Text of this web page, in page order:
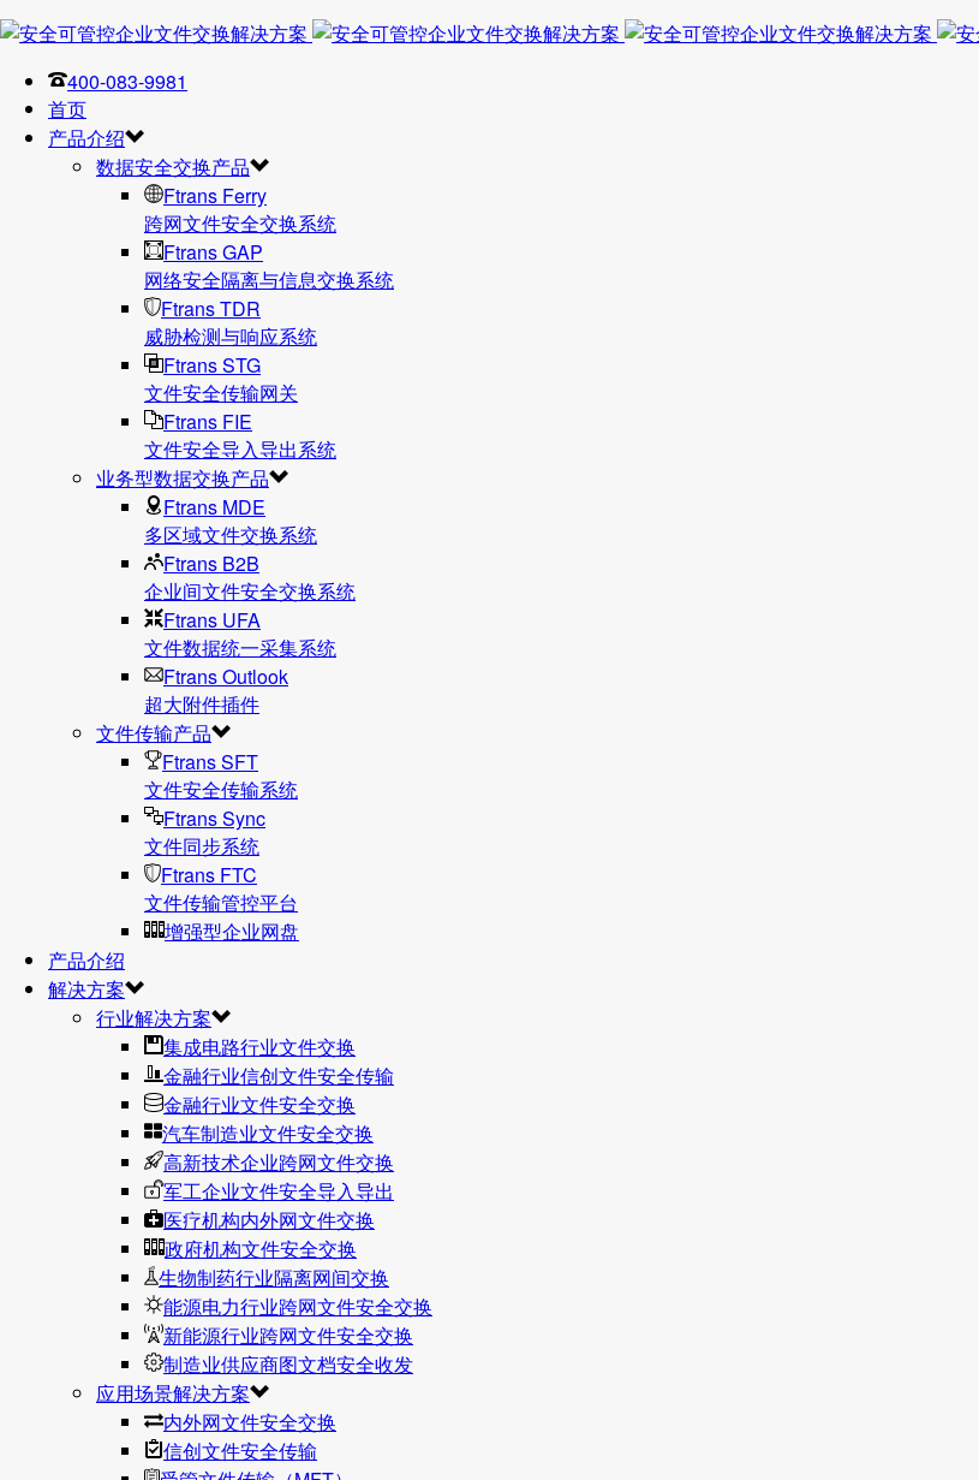
400-083-9981
首页
产品介绍
数据安全交换产品
Ftrans Ferry
跨网文件安全交换系统
Ftrans GAP
网络安全隔离与信息交换系统
Ftrans TDR
威胁检测与响应系统
Ftrans STG
文件安全传输网关
Ftrans FIE
文件安全导入导出系统
业务型数据交换产品
Ftrans MDE
多区域文件交换系统
Ftrans B2B
企业间文件安全交换系统
Ftrans UFA
文件数据统⼀采集系统
Ftrans Outlook
超大附件插件
文件传输产品
Ftrans SFT
文件安全传输系统
Ftrans Sync
文件同步系统
Ftrans FTC
文件传输管控平台
增强型企业网盘
产品介绍
解决方案
行业解决方案
集成电路行业文件交换
金融行业信创文件安全传输
金融行业文件安全交换
汽车制造业文件安全交换
高新技术企业跨网文件交换
军工企业文件安全导入导出
医疗机构内外网文件交换
政府机构文件安全交换
生物制药行业隔离网间交换
能源电力行业跨网文件安全交换
新能源行业跨网文件安全交换
制造业供应商图文档安全收发
应用场景解决方案
内外网文件安全交换
信创文件安全传输